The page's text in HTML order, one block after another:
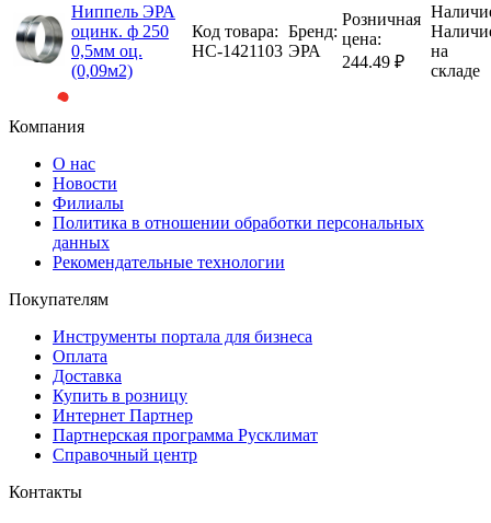
Ниппель ЭРА
оцинк. ф 250
0,5мм оц.
(0,09м2)
Код товара:
НС-1421103
Бренд:
ЭРА
Розничная
цена:
244.49 ₽
на
складе
Компания
О нас
Новости
Филиалы
Политика в отношении обработки персональных
данных
Рекомендательные технологии
Покупателям
Инструменты портала для бизнеса
Оплата
Доставка
Купить в розницу
Интернет Партнер
Партнерская программа Русклимат
Справочный центр
Контакты